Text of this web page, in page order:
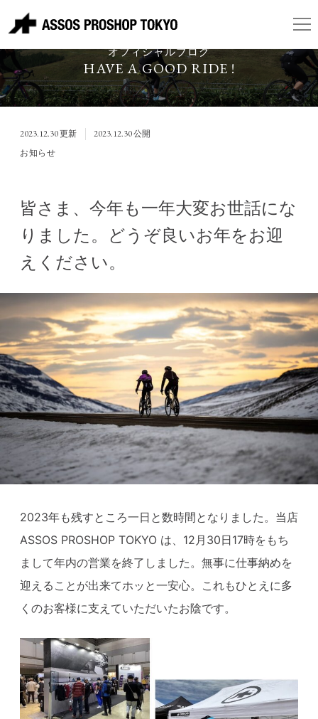
オフィシャルブログ
HAVE A GOOD RIDE !
2023.12.30更新 2023.12.30公開
お知らせ
皆さま、今年も一年大変お世話にな
りました。どうぞ良いお年をお迎
えください。
2023年も残すところ一日と数時間となりました。当店
ASSOS PROSHOP TOKYO は、12月30日17時をもち
まして年内の営業を終了しました。無事に仕事納めを
迎えることが出来てホッと一安心。これもひとえに多
くのお客様に支えていただいたお陰です。